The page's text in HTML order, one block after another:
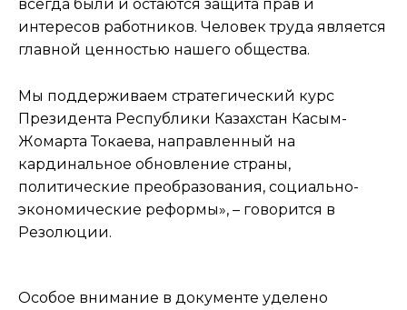
всегда были и остаются защита прав и
интересов работников. Человек труда является
главной ценностью нашего общества.
Мы поддерживаем стратегический курс
Президента Республики Казахстан Касым-
Жомарта Токаева, направленный на
кардинальное обновление страны,
политические преобразования, социально-
экономические реформы», – говорится в
Резолюции.
Особое внимание в документе уделено